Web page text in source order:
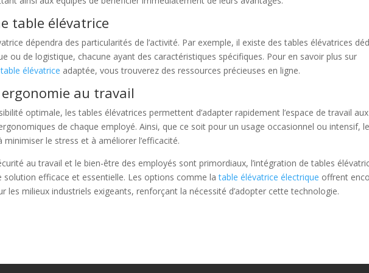
table élévatrice
dépendra des particularités de l’activité. Par exemple, il existe des tables élévatrices
ou de logistique, chacune ayant des caractéristiques spécifiques. Pour en savoir plus sur
élévatrice adaptée, vous trouverez des ressources précieuses en ligne.
au travail
optimale, les tables élévatrices permettent d’adapter rapidement l’espace de travail aux
de chaque employé. Ainsi, que ce soit pour un usage occasionnel ou intensif,
le stress et à améliorer l’efficacité.
au travail et le bien-être des employés sont primordiaux, l’intégration de tables
solution efficace et essentielle. Les options comme latable élévatrice électrique offrent
les milieux industriels exigeants, renforçant la nécessité d’adopter cette technologie.